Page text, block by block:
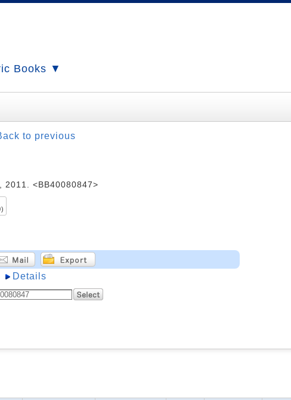
Books ▼
to previous
2011. <BB40080847>
Details